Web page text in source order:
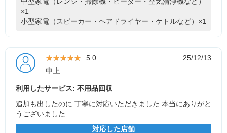
×1
小型家電（スピーカー・ヘアドライヤー・ケトルなど）×1
★★★★★
★★★★★ 5.0
25/12/13
中上
利用したサービス: 不用品回収
追加も出したのに 丁寧に対応いただきました 本当にありがと
うございました
対応した店舗